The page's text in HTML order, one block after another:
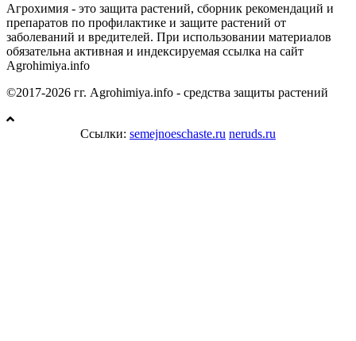
Агрохимия - это защита растений, сборник рекомендаций и
препаратов по профилактике и защите растений от
заболеваний и вредителей. При использовании материалов
обязательна активная и индексируемая ссылка на сайт
Agrohimiya.info
©2017-2026 гг. Agrohimiya.info - средства защиты растений
Ссылки: semejnoeschaste.ru neruds.ru